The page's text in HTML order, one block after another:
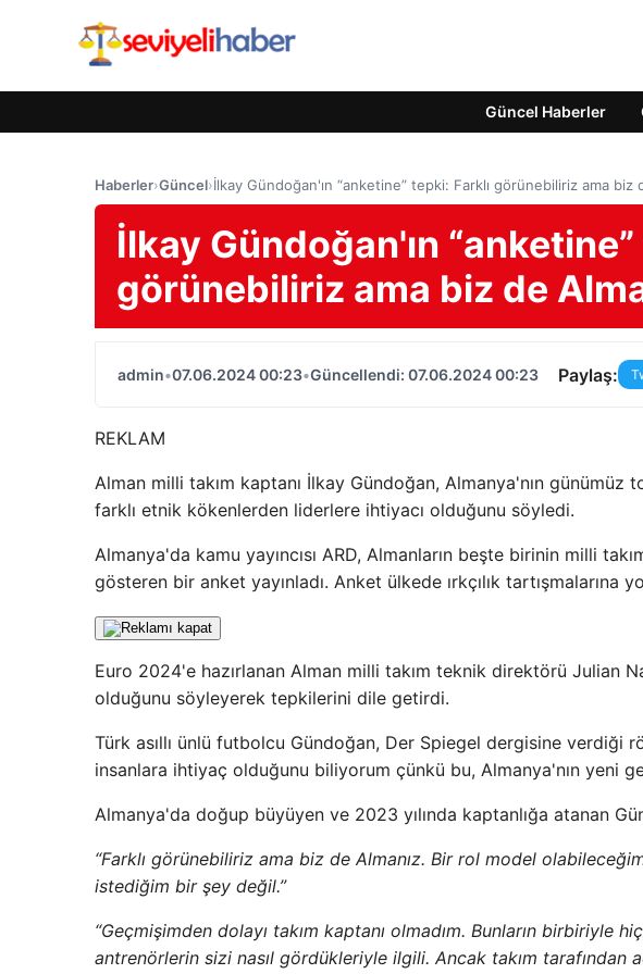
Güncel Haberler
Haberler›Güncel›İlkay Gündoğan'ın “anketine” tepki: Farklı görünebiliriz ama biz
İlkay Gündoğan'ın
görünebiliriz ama biz de
admin•07.06.2024 00:23•Güncellendi: 07.06.2024 00:23 Paylaş:
REKLAM
Alman milli takım kaptanı İlkay Gündoğan, Almanya'nın
farklı etnik kökenlerden liderlere ihtiyacı olduğunu söyledi.
Almanya'da kamu yayıncısı ARD, Almanların beşte birinin milli
gösteren bir anket yayınladı. Anket ülkede ırkçılık tartışmalarına
Euro 2024'e hazırlanan Alman milli takım teknik direktörü Julian
olduğunu söyleyerek tepkilerini dile getirdi.
Türk asıllı ünlü futbolcu Gündoğan, Der Spiegel dergisine verdiği
insanlara ihtiyaç olduğunu biliyorum çünkü bu, Almanya'nın yeni
Almanya'da doğup büyüyen ve 2023 yılında kaptanlığa atanan
“Farklı görünebiliriz ama biz de Almanız. Bir rol model
istediğim bir şey değil.”
“Geçmişimden dolayı takım kaptanı olmadım. Bunların birbiriyle
antrenörlerin sizi nasıl gördükleriyle ilgili. Ancak takım tarafından